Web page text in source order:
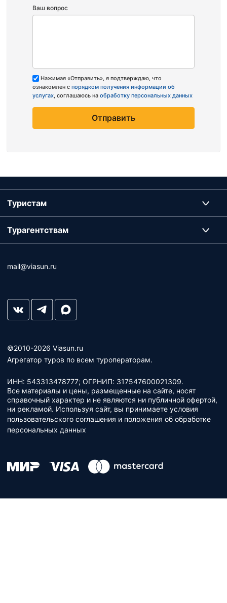
Ваш вопрос
Нажимая «Отправить», я подтверждаю, что
ознакомлен с порядком получения информации об
услугах, соглашаюсь на обработку персональных данных
Отправить
©2010-2026 Viasun.ru
Агрегатор туров по всем туроператорам.
ИНН: 543313478777; ОГРНИП: 317547600021309.
Все материалы и цены, размещенные на сайте, носят
справочный характер и не являются ни публичной офертой,
ни рекламой. Используя сайт, вы принимаете условия
пользовательского соглашения и положения об обработке
персональных данных
Туристам
Турагентствам
mail@viasun.ru